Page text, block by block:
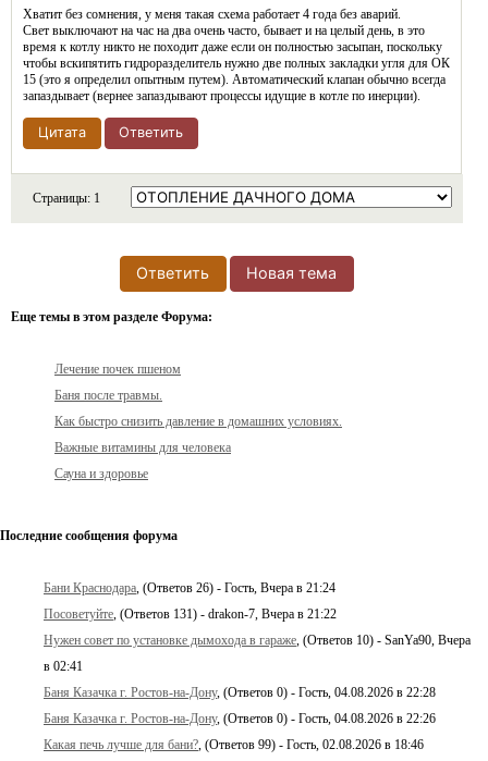
Хватит без сомнения, у меня такая схема работает 4 года без аварий.
Свет выключают на час на два очень часто, бывает и на целый день, в это
время к котлу никто не походит даже если он полностью засыпан, поскольку
чтобы вскипятить гидроразделитель нужно две полных закладки угля для ОК
15 (это я определил опытным путем). Автоматический клапан обычно всегда
запаздывает (вернее запаздывают процессы идущие в котле по инерции).
Цитата Ответить
Страницы: 1
Ответить Новая тема
Еще темы в этом разделе Форума:
Лечение почек пшеном
Баня после травмы.
Как быстро снизить давление в домашних условиях.
Важные витамины для человека
Сауна и здоровье
Последние сообщения форума
Бани Краснодара , (Ответов 26) - Гость, Вчера в 21:24
Посоветуйте , (Ответов 131) - drakon-7, Вчера в 21:22
Нужен совет по установке дымохода в гараже , (Ответов 10) - SanYa90, Вчера
в 02:41
Баня Казачка г. Ростов-на-Дону, (Ответов 0) - Гость, 04.08.2026 в 22:28
Баня Казачка г. Ростов-на-Дону, (Ответов 0) - Гость, 04.08.2026 в 22:26
Какая печь лучше для бани? , (Ответов 99) - Гость, 02.08.2026 в 18:46